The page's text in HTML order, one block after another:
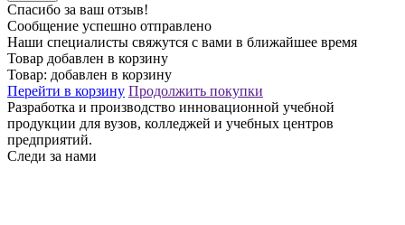
Спасибо за ваш отзыв!
Сообщение успешно отправлено
Наши специалисты свяжутся с вами в ближайшее время
Товар добавлен в корзину
Товар: добавлен в корзину
Перейти в корзину Продолжить покупки
Разработка и производство инновационной учебной
продукции для вузов, колледжей и учебных центров
предприятий.
Следи за нами